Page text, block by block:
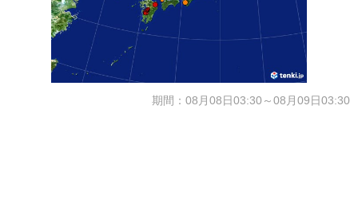
期間：08月08日03:30～08月09日03:30